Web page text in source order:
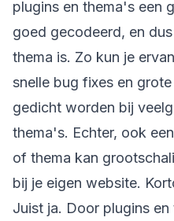
plugins en thema's een
goed gecodeerd, en
thema is. Zo kun je
snelle bug fixes en
gedicht worden bij
thema's. Echter, ook
of thema kan
bij je eigen website.
Juist ja. Door plugins